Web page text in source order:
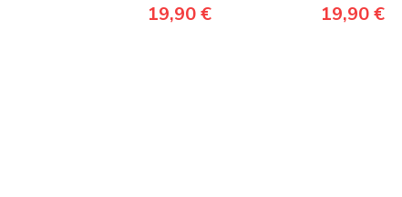
19,90 € 19,90 €